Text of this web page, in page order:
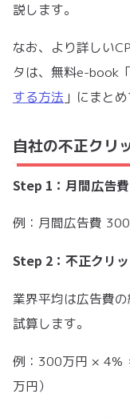
説します。
なお、より詳しい
タは、無料e-book「
する方法 」にまと
自社の不正クリ
Step 1：月間広告
例：月間広告費
Step 2：不正クリ
業界平均は広告費
試算します。
例：300万円 × 4%
万円）